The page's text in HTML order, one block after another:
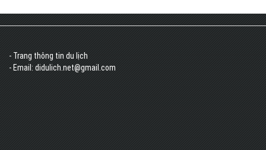
- Trang thông tin du lịch
- Email: didulich.net@gmail.com